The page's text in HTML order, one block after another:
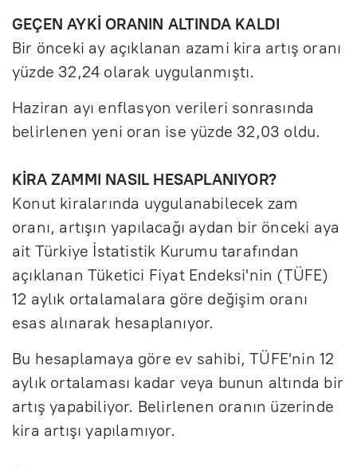
GEÇEN AYKİ ORANIN ALTINDA KALDI
Bir önceki ay açıklanan azami kira artış oranı
yüzde 32,24 olarak uygulanmıştı.
Haziran ayı enflasyon verileri sonrasında
belirlenen yeni oran ise yüzde 32,03 oldu.
KİRA ZAMMI NASIL HESAPLANIYOR?
Konut kiralarında uygulanabilecek zam
oranı, artışın yapılacağı aydan bir önceki aya
ait Türkiye İstatistik Kurumu tarafından
açıklanan Tüketici Fiyat Endeksi'nin (TÜFE)
12 aylık ortalamalara göre değişim oranı
esas alınarak hesaplanıyor.
Bu hesaplamaya göre ev sahibi, TÜFE'nin 12
aylık ortalaması kadar veya bunun altında bir
artış yapabiliyor. Belirlenen oranın üzerinde
kira artışı yapılamıyor.